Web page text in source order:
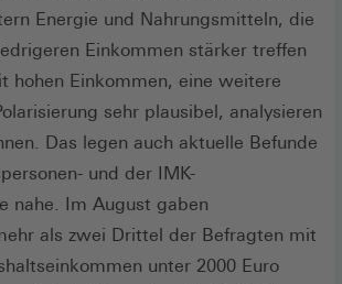
Energie und Nahrungsmitteln, die
Einkommen stärker treffen
hohen Einkommen, eine weitere
sehr plausibel, analysieren
Das legen auch aktuelle Befunde
und der IMK-
nahe. Im August gaben
als zwei Drittel der Befragten mit
unter 2000 Euro